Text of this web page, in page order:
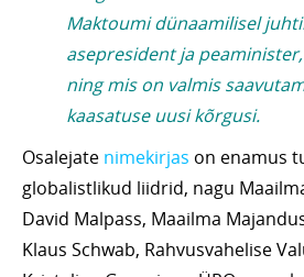
Maktoumi dünaamilisel
asepresident ja
ning mis on valmis
kaasatuse uusi kõrgusi.
Osalejate nimekirjas on enamus
globalistlikud liidrid, nagu
David Malpass, Maailma
Klaus Schwab, Rahvusvahelise